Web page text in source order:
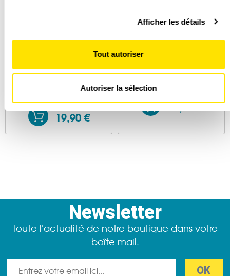
personnelles et définir vos préférences, reportez-vous à la
Les cookies nous permettent de personnaliser le contenu
également des informations sur l'utilisation de notre site
avec nos partenaires de médias sociaux, de publicité et
Afficher les détails
Tout autoriser
Autoriser la sélection
Le guide nature Traces et
19,90 €
LYNX
29,00 €
Newsletter
Toute l'actualité de notre boutique dans votre
boîte mail.